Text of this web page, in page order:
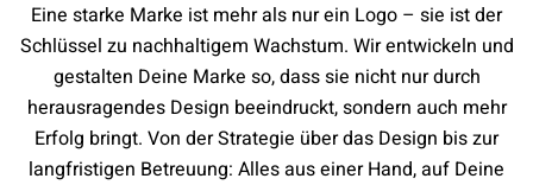
Eine starke Marke ist mehr als nur ein Logo – sie ist der
Schlüssel zu nachhaltigem Wachstum. Wir entwickeln und
gestalten Deine Marke so, dass sie nicht nur durch
herausragendes Design beeindruckt, sondern auch mehr
Erfolg bringt. Von der Strategie über das Design bis zur
langfristigen Betreuung: Alles aus einer Hand, auf Deine